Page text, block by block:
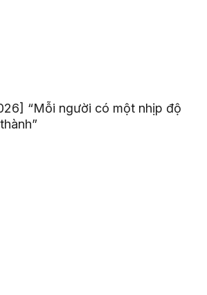
“Mỗi người có một nhịp độ